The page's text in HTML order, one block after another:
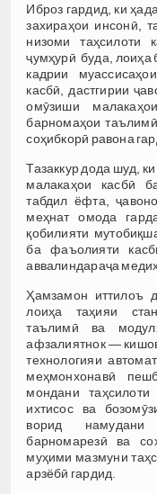
Иброз гардид, ки
захираҳои инсонӣ,
низоми таҳсилоти
ҷумҳурӣ буда, лоиҳа
кадрии
касбӣ, дастгирии
омӯзиши
барномаҳои
соҳибкорӣ равона
Тазаккур дода шуд,
малакаҳои касбӣ
табдил ёфта,
меҳнат омода
қобилияти
ба фаъолияти
аввалиндараҷа
Ҳамзамон иттилоъ
лоиҳа таҳияи
таълимӣ ва
афзалиятнок —
технологияи
меҳмонхонавӣ
мондани
ихтисос ва
ворид
барномарезӣ ва
муҳими мазмуни
арзёбӣ гардид.